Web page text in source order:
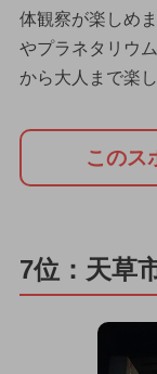
体観察が楽しめ
やプラネタリウ
から大人まで楽
このス
7位：天草